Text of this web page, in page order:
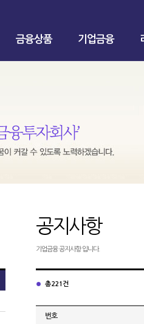
금융상품 기업금융
공지사항
기업금융 공지사항 입니다.
총 221건
번호